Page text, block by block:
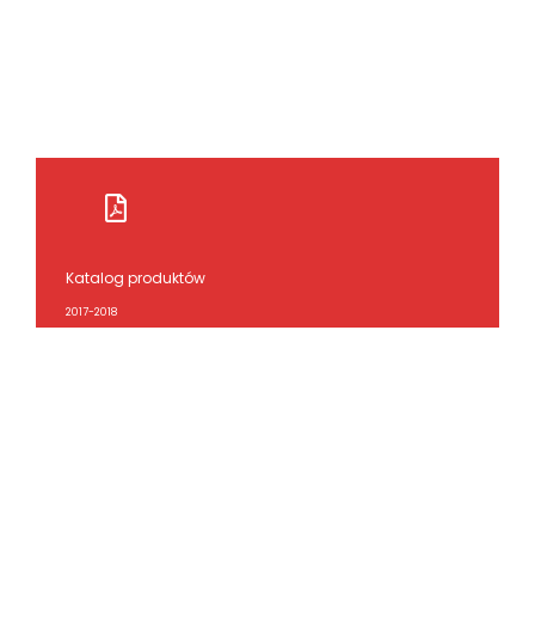
Katalog produktów
2017-2018